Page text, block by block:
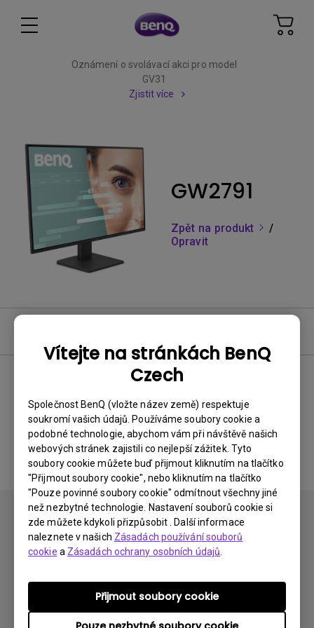
Vítejte na stránkách BenQ
Czech
Společnost BenQ (vložte název země) respektuje
soukromí vašich údajů. Používáme soubory cookie a
podobné technologie, abychom vám při návštěvě našich
webových stránek zajistili co nejlepší zážitek. Tyto
soubory cookie můžete buď přijmout kliknutím na tlačítko
"Přijmout soubory cookie", nebo kliknutím na tlačítko
"Pouze povinné soubory cookie" odmítnout všechny jiné
než nezbytné technologie. Nastavení souborů cookie si
zde můžete kdykoli přizpůsobit . Další informace
naleznete v našich Zásadách používání souborů
cookie a Zásadách ochrany osobních údajů
Přijmout soubory cookie
Oznámení o svolávací akci pro model
GV31
Zjistit více
GW2791
Zpět na produkt
/
Opravit
Žádné související časté
dotazy